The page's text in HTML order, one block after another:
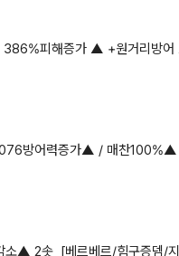
386%피해증가 ▲ +원거리
방어력증가▲ / 매찬100%▲
▲ 2솟 [베르베르/힘구증뎀/